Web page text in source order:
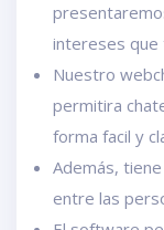
intereses que
Nuestro
permitira
forma facil y
Además,
entre las